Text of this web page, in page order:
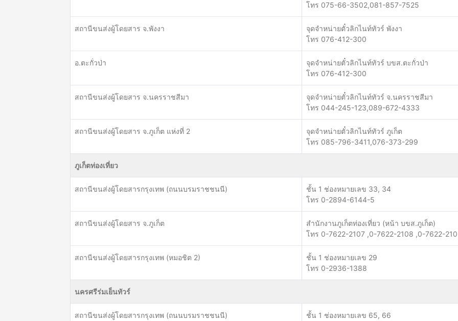
โทร 075-66-3502,081-857-7525
สถานีขนส่งผู้โดยสาร จ.พังงา
จุดจำหน่ายตั๋วลิกไนท์ทัวร์ พังงา
โทร 076-412-300
อ.ตะกั่วป่า
จุดจำหน่ายตั๋วลิกไนท์ทัวร์ บขส.ตะกั่วป่า
โทร 076-412-300
สถานีขนส่งผู้โดยสาร จ.นครราชสีมา
จุดจำหน่ายตั๋วลิกไนท์ทัวร์ จ.นครราชสีมา
โทร 044-245-123,089-672-4333
สถานีขนส่งผู้โดยสาร จ.ภูเก็ต แห่งที่ 2
จุดจำหน่ายตั๋วลิกไนท์ทัวร์ ภูเก็ต
โทร 085-796-3411,076-373-299
ภูเก็ตท่องเที่ยว
สถานีขนส่งผู้โดยสารกรุงเทพ (ถนนบรมราชชนนี)
ชั้น 1 ช่องหมายเลข 33, 34
โทร 0-2894-6144-5
สถานีขนส่งผู้โดยสาร จ.ภูเก็ต
สำนักงานภูเก็ตท่องเที่ยว (หน้า บขส.ภูเก็ต)
โทร 0-7622-2107 ,0-7622-2108 ,0-7622-
สถานีขนส่งผู้โดยสารกรุงเทพ (หมอชิต 2)
ชั้น 1 ช่องหมายเลข 29
โทร 0-2936-1388
นครศรีร่มเย็นทัวร์
สถานีขนส่งผู้โดยสารกรุงเทพ (ถนนบรมราชชนนี)
ชั้น 1 ช่องหมายเลข 65, 66